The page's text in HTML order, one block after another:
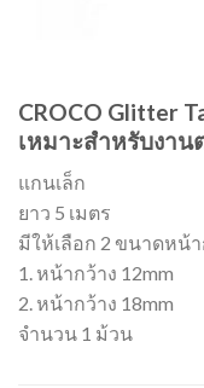
CROCO Glitter
เหมาะสำหรับงาน
แกนเล็ก
ยาว 5 เมตร
มีให้เลือก 2 ขนาดหน้า
1. หน้ากว้าง 12mm
2. หน้ากว้าง 18mm
จำนวน 1 ม้วน